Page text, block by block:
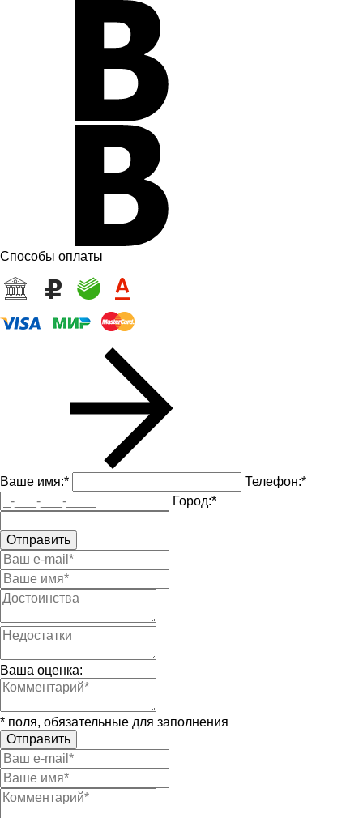
Способы оплаты
Ваше имя:* Телефон:*
Город:*
Отправить
Ваша оценка:
* поля, обязательные для заполнения
Отправить